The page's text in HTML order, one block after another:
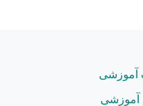
آموزشی
آموزشی